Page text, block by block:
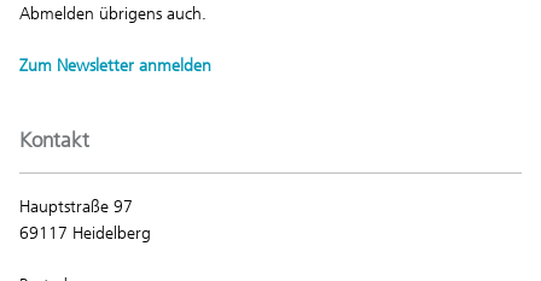
Abmelden übrigens auch.
Zum Newsletter anmelden
Kontakt
Hauptstraße 97
69117 Heidelberg